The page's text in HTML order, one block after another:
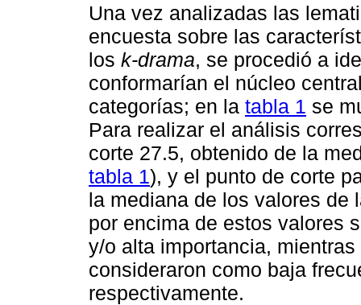
Una vez analizadas las
encuesta sobre las
los k-drama, se procedió a
conformarían el núcleo
categorías; en la tabla 1 se
Para realizar el análisis
corte 27.5, obtenido de la
tabla 1), y el punto de corte
la mediana de los valores de
por encima de estos valores
y/o alta importancia,
consideraron como baja
respectivamente.